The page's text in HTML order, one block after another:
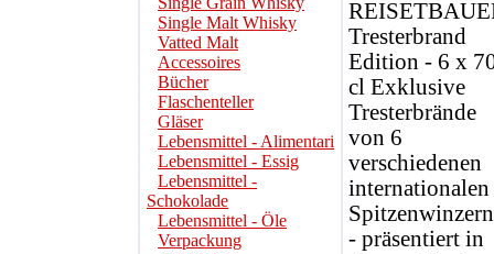
Single Malt Whisky
Vatted Malt
Accessoires
Bücher
Flaschenteller
Gläser
Lebensmittel - Alimentari
Lebensmittel - Essig
Lebensmittel -
Schokolade
Lebensmittel - Öle
Verpackung
Tresterbrand
Edition - 6 x
cl Exklusive
Tresterbrände
von 6
verschiedenen
internationalen
Spitzenwinzern
- präsentiert in